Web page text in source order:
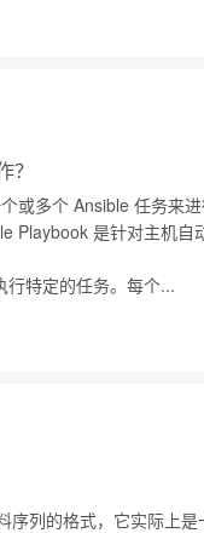
？
或多个 Ansible 任务来
Playbook 是针对主机自
特定的任务。每个...
序列的格式，它实际上